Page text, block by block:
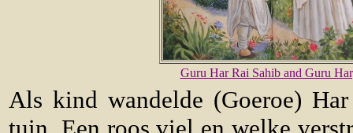
Guru Har Rai Sahib and Guru
Als kind wandelde (Goeroe)